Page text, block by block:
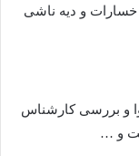
و دیه ناشی
و بررسی کارشناس
و …